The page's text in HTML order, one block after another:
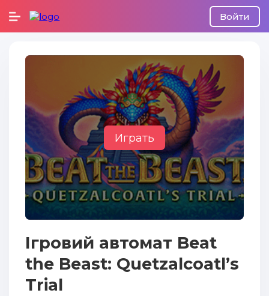
Войти
Играть
Ігровий автомат Beat
the Beast: Quetzalcoatl’s
Trial